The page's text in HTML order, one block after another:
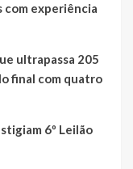
com experiência
ultrapassa 205
final com quatro
6º Leilão